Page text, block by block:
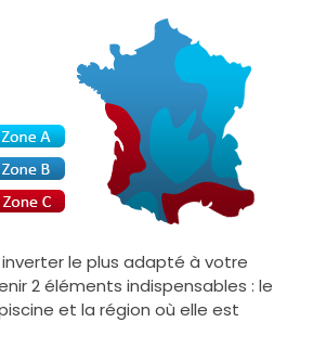
le plus adapté à votre
2 éléments indispensables : le
et la région où elle est